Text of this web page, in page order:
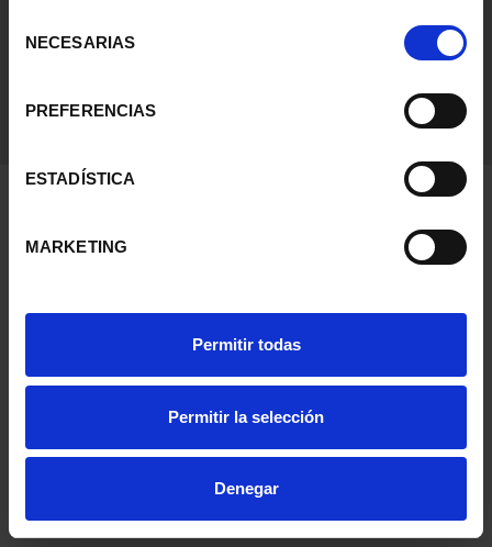
NECESARIAS
PREFERENCIAS
ESTADÍSTICA
MARKETING
Permitir todas
Permitir la selección
Denegar